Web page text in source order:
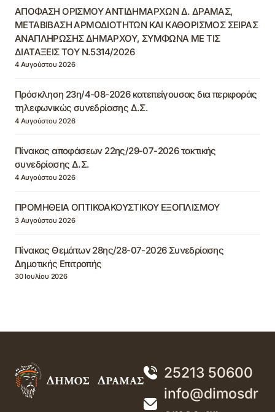
ΑΠΟΦΑΣΗ ΟΡΙΣΜΟΥ ΑΝΤΙΔΗΜΑΡΧΩΝ Δ. ΔΡΑΜΑΣ,
ΜΕΤΑΒΙΒΑΣΗ ΑΡΜΟΔΙΟΤΗΤΩΝ ΚΑΙ ΚΑΘΟΡΙΣΜΟΣ ΣΕΙΡΑΣ
ΑΝΑΠΛΗΡΩΣΗΣ ΔΗΜΑΡΧΟΥ, ΣΥΜΦΩΝΑ ΜΕ ΤΙΣ
ΔΙΑΤΑΞΕΙΣ ΤΟΥ Ν.5314/2026
4 Αυγούστου 2026
Πρόσκληση 23η/4-08-2026 κατεπείγουσας δια περιφοράς
τηλεφωνικώς συνεδρίασης Δ.Σ.
4 Αυγούστου 2026
Πίνακας αποφάσεων 22ης/29-07-2026 τακτικής
συνεδρίασης Δ.Σ.
4 Αυγούστου 2026
ΠΡΟΜΗΘΕΙΑ ΟΠΤΙΚΟΑΚΟΥΣΤΙΚΟΥ ΕΞΟΠΛΙΣΜΟΥ
3 Αυγούστου 2026
Πίνακας Θεμάτων 28ης/28-07-2026 Συνεδρίασης
Δημοτικής Επιτροπής
30 Ιουλίου 2026
25213 50600
info@dimosdr